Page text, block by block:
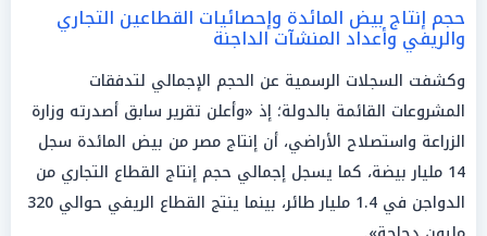
حجم إنتاج بيض المائدة وإحصائيات القطاعين التجاري
والريفي وأعداد المنشآت الداجنة
وكشفت السجلات الرسمية عن الحجم الإجمالي لتدفقات
المشروعات القائمة بالدولة؛ إذ «وأعلن تقرير سابق أصدرته وزارة
الزراعة واستصلاح الأراضي، أن إنتاج مصر من بيض المائدة سجل
14 مليار بيضة، كما يسجل إجمالي حجم إنتاج القطاع التجاري من
الدواجن في 1.4 مليار طائر، بينما ينتج القطاع الريفي حوالي 320